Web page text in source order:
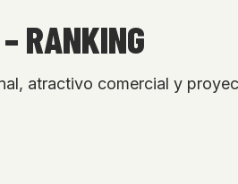
RANKING
atractivo comercial y